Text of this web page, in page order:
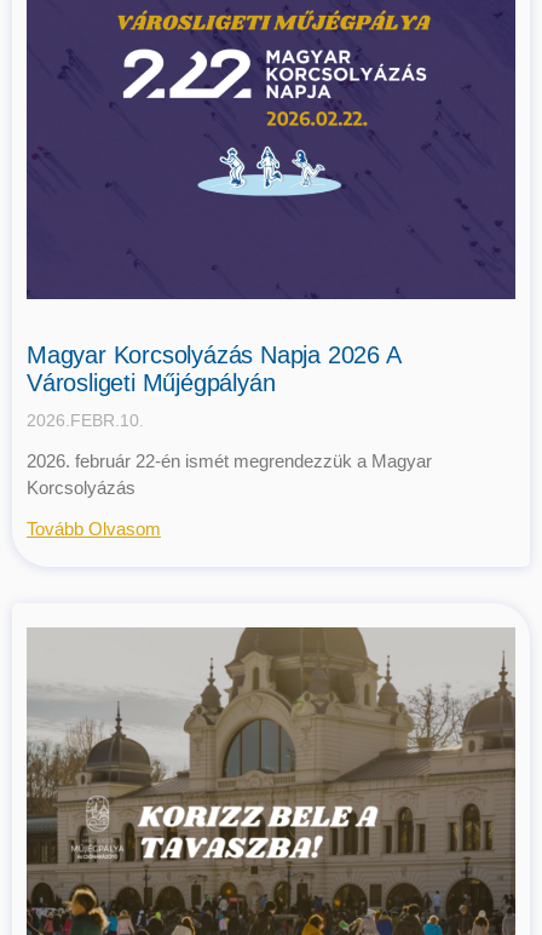
Magyar Korcsolyázás Napja 2026 A
Városligeti Műjégpályán
2026.FEBR.10.
2026. február 22-én ismét megrendezzük a Magyar
Korcsolyázás
Tovább Olvasom